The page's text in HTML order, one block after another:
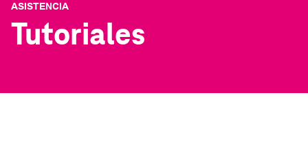
ASISTENCIA
Tutoriales